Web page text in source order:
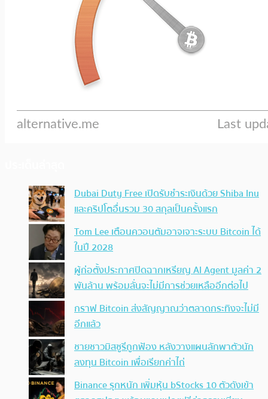
Dubai Duty Free เปิดรับชำระเงินด้วย Shiba Inu
และคริปโตอื่นรวม 30 สกุลเป็นครั้งแรก
Tom Lee เตือนควอนตัมอาจเจาะระบบ Bitcoin ได้
ในปี 2028
ผู้ก่อตั้งประกาศปิดฉากเหรียญ AI Agent มูลค่า 2
พันล้าน พร้อมลั่นจะไม่มีการช่วยเหลืออีกต่อไป
กราฟ Bitcoin ส่งสัญญาณว่าตลาดกระทิงจะไม่มี
อีกแล้ว
ชายชาวมิสซูรีถูกฟ้อง หลังวางแผนลักพาตัวนัก
ลงทุน Bitcoin เพื่อเรียกค่าไถ่
Binance รุกหนัก เพิ่มหุ้น bStocks 10 ตัวดังเข้า